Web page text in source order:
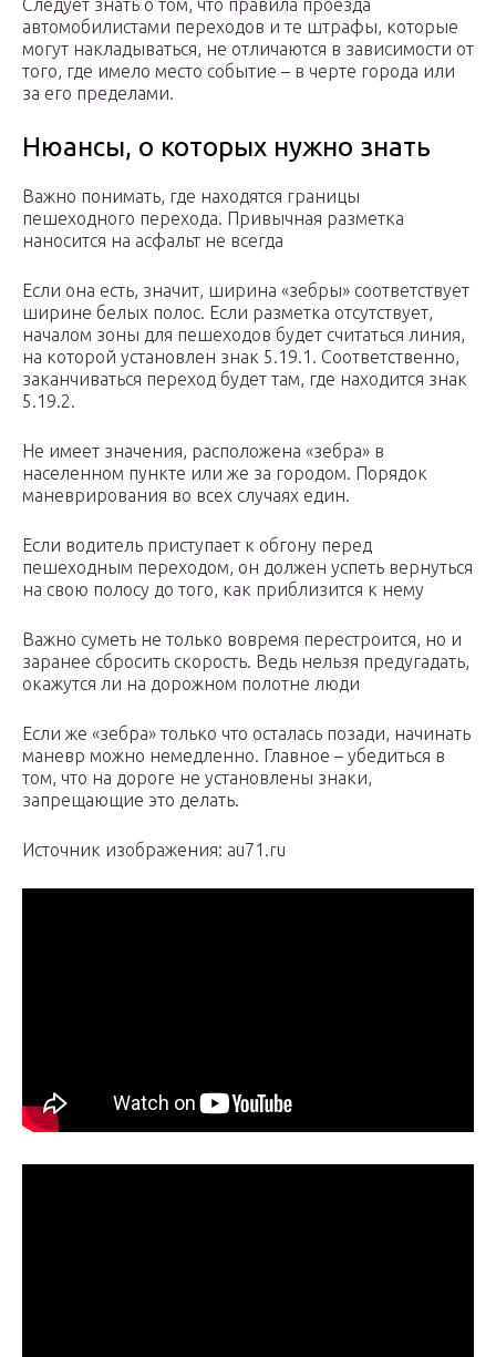
Следует знать о том, что правила проезда
автомобилистами переходов и те штрафы, которые
могут накладываться, не отличаются в зависимости от
того, где имело место событие – в черте города или
за его пределами.
Нюансы, о которых нужно знать
Важно понимать, где находятся границы
пешеходного перехода. Привычная разметка
наносится на асфальт не всегда
Если она есть, значит, ширина «зебры» соответствует
ширине белых полос. Если разметка отсутствует,
началом зоны для пешеходов будет считаться линия,
на которой установлен знак 5.19.1. Соответственно,
заканчиваться переход будет там, где находится знак
5.19.2.
Не имеет значения, расположена «зебра» в
населенном пункте или же за городом. Порядок
маневрирования во всех случаях един.
Если водитель приступает к обгону перед
пешеходным переходом, он должен успеть вернуться
на свою полосу до того, как приблизится к нему
Важно суметь не только вовремя перестроится, но и
заранее сбросить скорость. Ведь нельзя предугадать,
окажутся ли на дорожном полотне люди
Если же «зебра» только что осталась позади, начинать
маневр можно немедленно. Главное – убедиться в
том, что на дороге не установлены знаки,
запрещающие это делать.
Источник изображения: au71.ru